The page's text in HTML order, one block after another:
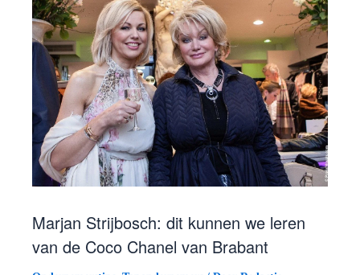
Marjan Strijbosch: dit kunnen we leren
van de Coco Chanel van Brabant